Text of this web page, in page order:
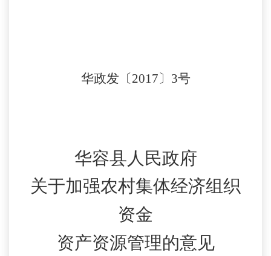
华政发〔2017〕3号
华容县人民政府
关于加强农村集体经济组织
资金
资产资源管理的意见